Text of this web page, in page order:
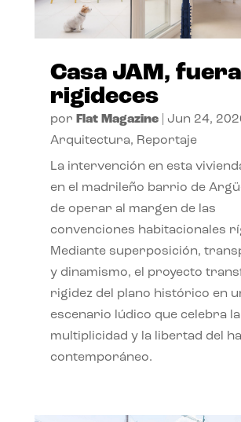
Casa JAM, fuera
rigideces
por Flat Magazine| Jun 24,
Arquitectura, Reportaje
La intervención en esta
en el madrileño barrio de
de operar al margen de las
convenciones habitacionales
Mediante superposición,
y dinamismo, el proyecto
rigidez del plano histórico en
escenario lúdico que celebra la
multiplicidad y la libertad del
contemporáneo.